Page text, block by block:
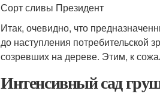
Сорт сливы Президент
Итак, очевидно, что
до наступления потребительской
созревших на дереве. Этим, к
Интенсивный сад